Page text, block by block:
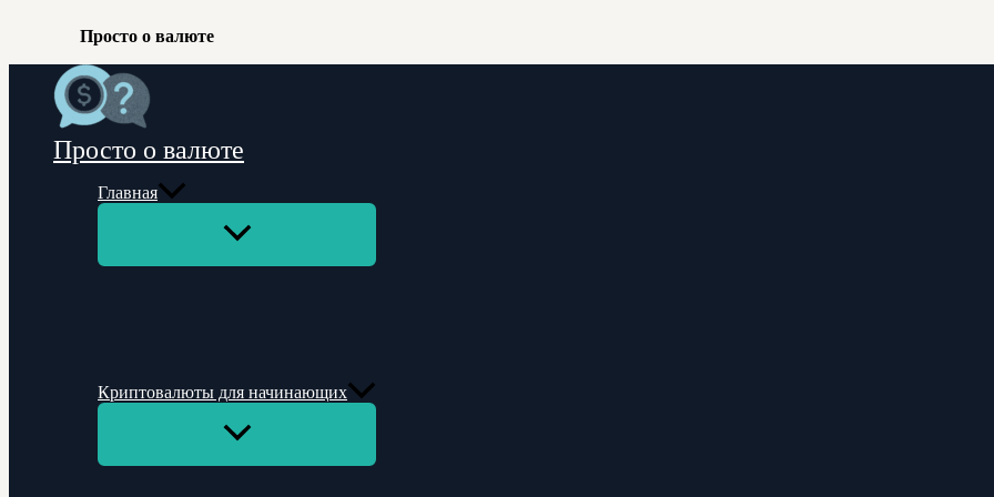
Просто о валюте
Перейти
содержимому
Просто о валюте
Главная
Переключатель
Криптовалюты для начинающих
Переключатель